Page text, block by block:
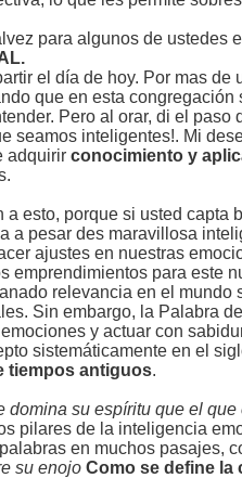
para algunos de ustedes
el día de hoy. Por mas de
que en esta congregación
Pero al orar, di el paso
seamos inteligentes!. Mi
adquirir conocimiento y
esto, porque si usted capta
a pesar des maravillosa
ajustes en nuestras
emprendimientos para este
relevancia en el mundo
Sin embargo, la Palabra
y actuar con
sistemáticamente en el
tiempos antiguos.
su espíritu que el
pilares de la inteligencia
en muchos pasajes,
su enojo Como se define la